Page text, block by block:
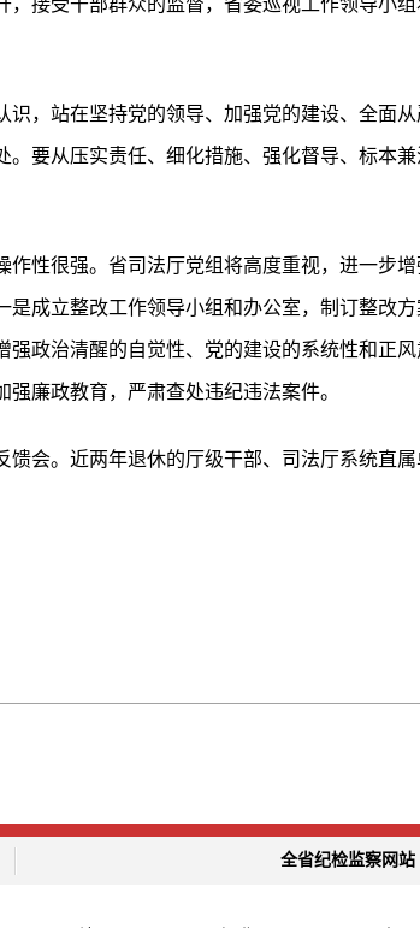
接受干部群众的监督，省委巡视工作领导小
，站在坚持党的领导、加强党的建设、全面
要从压实责任、细化措施、强化督导、标本
性很强。省司法厅党组将高度重视，进一步
成立整改工作领导小组和办公室，制订整改
政治清醒的自觉性、党的建设的系统性和正
廉政教育，严肃查处违纪违法案件。
会。近两年退休的厅级干部、司法厅系统直
全省纪检监察网站